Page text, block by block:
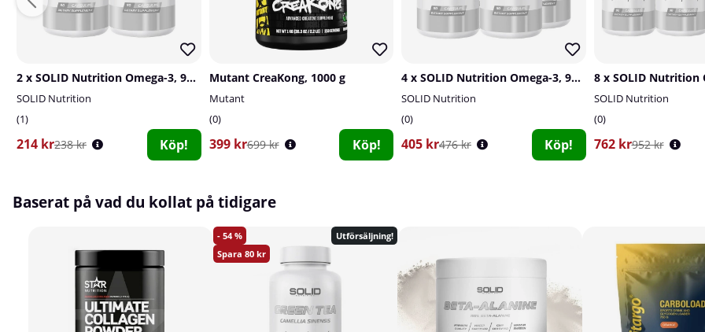
2 x SOLID Nutrition Omega-3, 90 caps
SOLID Nutrition
1
214 kr238 kr Köp!
Mutant CreaKong, 1000 g
Mutant
0
399 kr699 kr Köp!
4 x SOLID Nutrition Omega-3, 90 caps
SOLID Nutrition
0
405 kr476 kr Köp!
SOLID Nutrition
0
762 kr952 kr
Baserat på vad du kollat på tidigare
54
80
Utförsäljning!